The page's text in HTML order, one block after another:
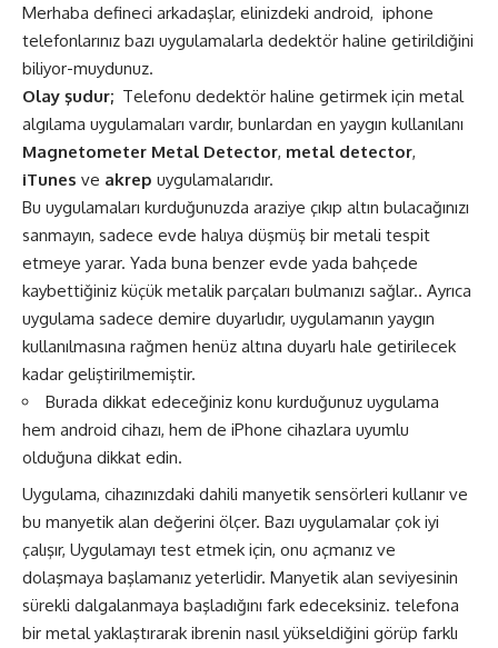
Merhaba defineci arkadaşlar, elinizdeki android, iphone
telefonlarınız bazı uygulamalarla dedektör haline getirildiğini
biliyor-muydunuz.
Olay şudur; Telefonu dedektör haline getirmek için metal
algılama uygulamaları vardır, bunlardan en yaygın kullanılanı
Magnetometer Metal Detector, metal detector,
iTunes ve akrep uygulamalarıdır.
Bu uygulamaları kurduğunuzda araziye çıkıp altın bulacağınızı
sanmayın, sadece evde halıya düşmüş bir metali tespit
etmeye yarar. Yada buna benzer evde yada bahçede
kaybettiğiniz küçük metalik parçaları bulmanızı sağlar.. Ayrıca
uygulama sadece demire duyarlıdır, uygulamanın yaygın
kullanılmasına rağmen henüz altına duyarlı hale getirilecek
kadar geliştirilmemiştir.
Burada dikkat edeceğiniz konu kurduğunuz uygulama
hem android cihazı, hem de iPhone cihazlara uyumlu
olduğuna dikkat edin.
Uygulama, cihazınızdaki dahili manyetik sensörleri kullanır ve
bu manyetik alan değerini ölçer. Bazı uygulamalar çok iyi
çalışır, Uygulamayı test etmek için, onu açmanız ve
dolaşmaya başlamanız yeterlidir. Manyetik alan seviyesinin
sürekli dalgalanmaya başladığını fark edeceksiniz. telefona
bir metal yaklaştırarak ibrenin nasıl yükseldiğini görüp farklı